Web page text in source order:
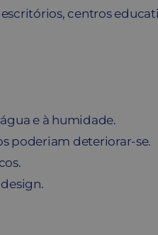
centros
e à humidade.
poderiam deteriorar-se.